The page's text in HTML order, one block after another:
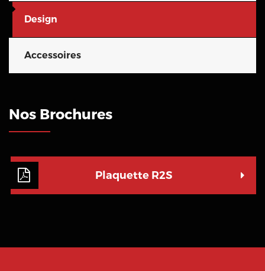
Design
Accessoires
Nos Brochures
Plaquette R2S